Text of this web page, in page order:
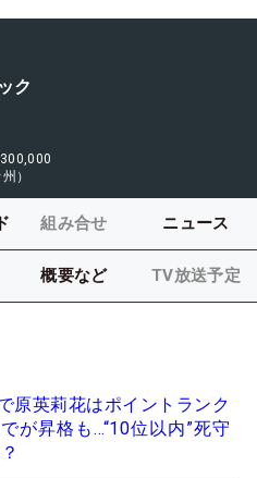
ク
）
組み合せ ニュース
概要など TV放送予定
原英莉花はポイントランク
が昇格も…“10位以内”死守